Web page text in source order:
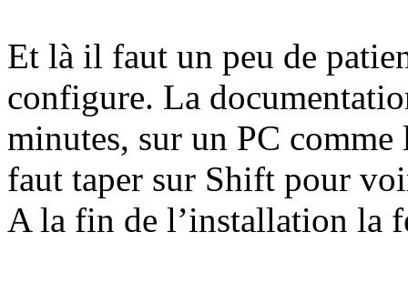
Et là il faut un peu de
configure. La
minutes, sur un PC
faut taper sur Shift pour
A la fin de l’installation la